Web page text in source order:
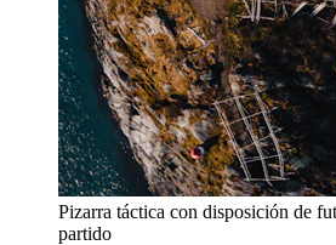
Pizarra táctica con disposición de
partido